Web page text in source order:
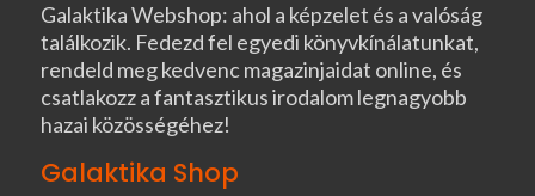
Galaktika Webshop: ahol a képzelet és a valóság
találkozik. Fedezd fel egyedi könyvkínálatunkat,
rendeld meg kedvenc magazinjaidat online, és
csatlakozz a fantasztikus irodalom legnagyobb
hazai közösségéhez!
Galaktika Shop